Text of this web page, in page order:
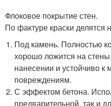
Флоковое покрытие стен.
По фактуре краски делятся
Под камень. Полностью
хорошо ложится на
нанесении и устойчиво к
повреждениям.
С эффектом бетона.
предварительной, так и